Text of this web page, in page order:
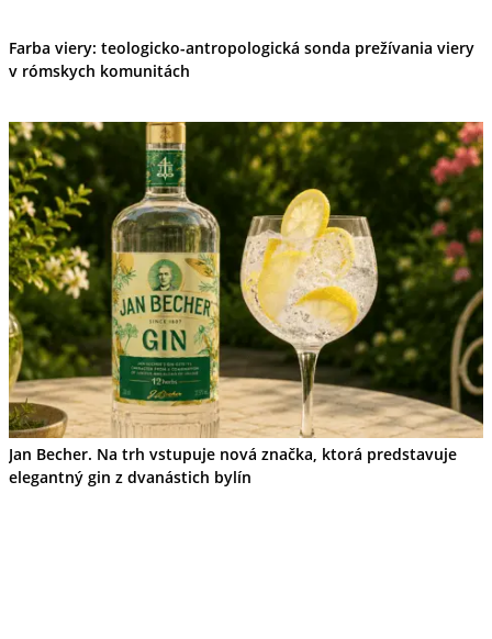
Folklór
Ubytovanie
Gastro
Kaviarne
Kultúra a tradície
Kúpele
Šport a agroturistika
Školstvo
Ekonomika obchod a doprava
Košický kraj
Tipy
Výlet
Turistika
Cyklistika
Hrady
Podujatia
Výstava
Galéria
Divadlo
Folklór
Farba viery: teologicko-antropologická sonda prežívania viery
v rómskych komunitách
Jan Becher. Na trh vstupuje nová značka, ktorá predstavuje
elegantný gin z dvanástich bylín